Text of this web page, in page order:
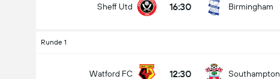
Sheff Utd 16:30 Birmingham
Runde 1
Watford FC 12:30 Southampton